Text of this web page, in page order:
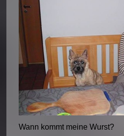
Wann kommt meine Wurst?